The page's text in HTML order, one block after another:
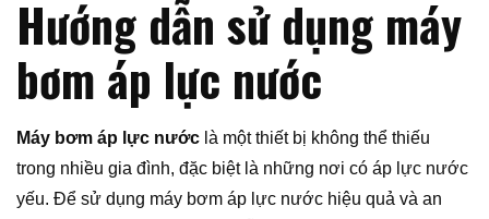
Hướng dẫn sử dụng máy
bơm áp lực nước
Máy bơm áp lực nước là một thiết bị không thể thiếu
trong nhiều gia đình, đặc biệt là những nơi có áp lực nước
yếu. Để sử dụng máy bơm áp lực nước hiệu quả và an